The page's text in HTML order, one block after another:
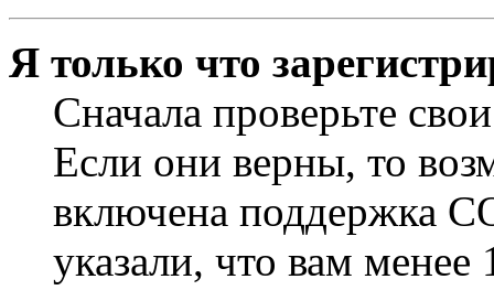
Я только что
Сначала проверьте
Если они верны, то
включена поддержка
указали, что вам